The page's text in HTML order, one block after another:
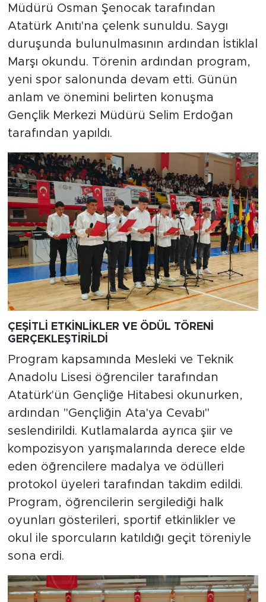
Müdürü Osman Şenocak tarafından
Atatürk Anıtı'na çelenk sunuldu. Saygı
duruşunda bulunulmasının ardından İstiklal
Marşı okundu. Törenin ardından program,
yeni spor salonunda devam etti. Günün
anlam ve önemini belirten konuşma
Gençlik Merkezi Müdürü Selim Erdoğan
tarafından yapıldı.
ÇEŞİTLİ ETKİNLİKLER VE ÖDÜL TÖRENİ
GERÇEKLEŞTİRİLDİ
Program kapsamında Mesleki ve Teknik
Anadolu Lisesi öğrenciler tarafından
Atatürk'ün Gençliğe Hitabesi okunurken,
ardından "Gençliğin Ata'ya Cevabı"
seslendirildi. Kutlamalarda ayrıca şiir ve
kompozisyon yarışmalarında derece elde
eden öğrencilere madalya ve ödülleri
protokol üyeleri tarafından takdim edildi.
Program, öğrencilerin sergilediği halk
oyunları gösterileri, sportif etkinlikler ve
okul ile sporcuların katıldığı geçit töreniyle
sona erdi.